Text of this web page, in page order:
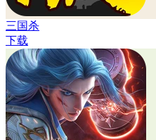
三国杀
下载